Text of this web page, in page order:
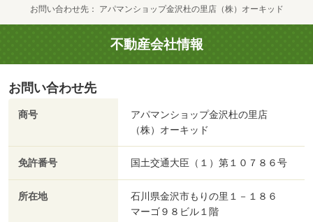
お問い合わせ先 アパマンショップ金沢杜の里店（株）オーキッド
不動産会社情報
お問い合わせ先
商号
アパマンショップ金沢杜の里店
（株）オーキッド
免許番号 国土交通大臣（１）第１０７８６号
所在地
石川県金沢市もりの里１－１８６
マーゴ９８ビル１階